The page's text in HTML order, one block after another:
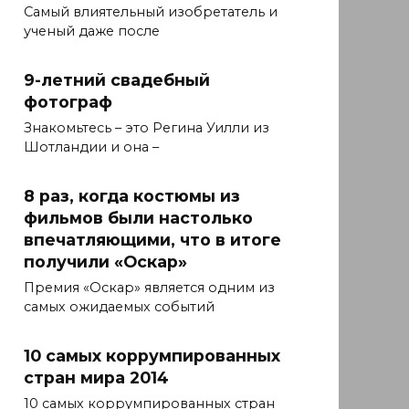
Самый влиятельный изобретатель и
ученый даже после
9-летний свадебный
фотограф
Знакомьтесь – это Регина Уилли из
Шотландии и она –
8 раз, когда костюмы из
фильмов были настолько
впечатляющими, что в итоге
получили «Оскар»
Премия «Оскар» является одним из
самых ожидаемых событий
10 самых коррумпированных
стран мира 2014
10 самых коррумпированных стран